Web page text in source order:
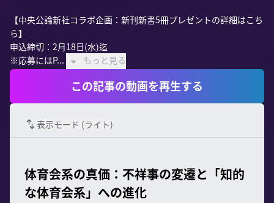
【中央公論新社コラボ企画：新刊新書5冊プレゼントの詳細はこち
ら】
申込締切：2月18日(水)迄
※応募にはP...
もっと見る
この記事の動画を再生する
表示モード (ライト)
体育会系の真価：不祥事の変遷と「知的
な体育会系」への進化